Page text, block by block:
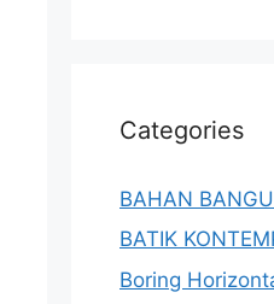
Categories
BAHAN
BATIK
Boring